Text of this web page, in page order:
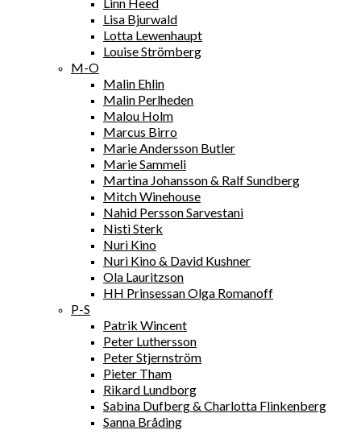
Lisa Bjurwald
Lotta Lewenhaupt
Louise Strömberg
M-O
Malin Ehlin
Malin Perlheden
Malou Holm
Marcus Birro
Marie Andersson Butler
Marie Sammeli
Martina Johansson & Ralf Sundberg
Mitch Winehouse
Nahid Persson Sarvestani
Nisti Sterk
Nuri Kino
Nuri Kino & David Kushner
Ola Lauritzson
HH Prinsessan Olga Romanoff
P-S
Patrik Wincent
Peter Luthersson
Peter Stjernström
Pieter Tham
Rikard Lundborg
Sabina Dufberg & Charlotta Flinkenberg
Sanna Bråding